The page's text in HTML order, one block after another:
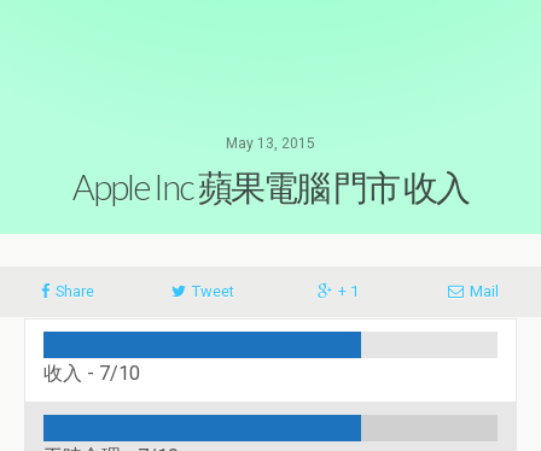
May 13, 2015
Apple Inc 蘋果電腦 門市 收入
Share Tweet + 1 Mail
收入 - 7/10